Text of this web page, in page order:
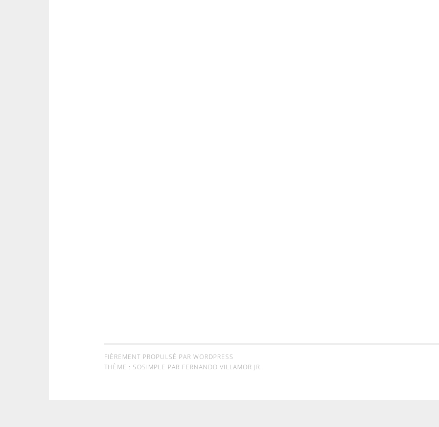
FIÈREMENT PROPULSÉ PAR WORDPRESS
THÈME : SOSIMPLE PAR FERNANDO VILLAMOR JR..